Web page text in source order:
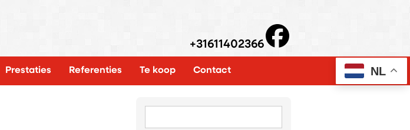
+31611402366
Prestaties Referenties Te koop Contact NL